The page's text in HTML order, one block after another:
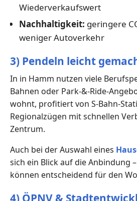
Wiederverkaufswert
Nachhaltigkeit: geringere
weniger Autoverkehr
3) Pendeln leicht
In in Hamm nutzen viele
Bahnen oder Park-&-Ride-
wohnt, profitiert von S-Bahn-
Regionalzügen mit schnellen
Zentrum.
Auch bei der Auswahl eines
sich ein Blick auf die Anbindung
können entscheidend für den
4) ÖPNV &